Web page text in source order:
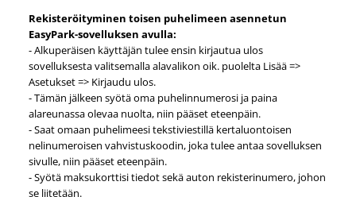
Rekisteröityminen toisen puhelimeen asennetun
EasyPark-sovelluksen avulla:
- Alkuperäisen käyttäjän tulee ensin kirjautua ulos
sovelluksesta valitsemalla alavalikon oik. puolelta Lisää =>
Asetukset => Kirjaudu ulos.
- Tämän jälkeen syötä oma puhelinnumerosi ja paina
alareunassa olevaa nuolta, niin pääset eteenpäin.
- Saat omaan puhelimeesi tekstiviestillä kertaluontoisen
nelinumeroisen vahvistuskoodin, joka tulee antaa sovelluksen
sivulle, niin pääset eteenpäin.
- Syötä maksukorttisi tiedot sekä auton rekisterinumero, johon
se liitetään.